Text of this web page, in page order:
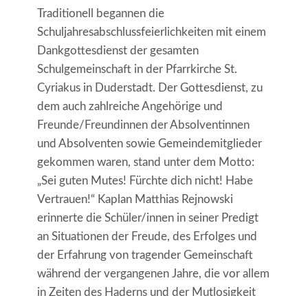
Traditionell begannen die
Schuljahresabschlussfeierlichkeiten mit einem
Dankgottesdienst der gesamten
Schulgemeinschaft in der Pfarrkirche St.
Cyriakus in Duderstadt. Der Gottesdienst, zu
dem auch zahlreiche Angehörige und
Freunde/Freundinnen der Absolventinnen
und Absolventen sowie Gemeindemitglieder
gekommen waren, stand unter dem Motto:
„Sei guten Mutes! Fürchte dich nicht! Habe
Vertrauen!“ Kaplan Matthias Rejnowski
erinnerte die Schüler/innen in seiner Predigt
an Situationen der Freude, des Erfolges und
der Erfahrung von tragender Gemeinschaft
während der vergangenen Jahre, die vor allem
in Zeiten des Haderns und der Mutlosigkeit